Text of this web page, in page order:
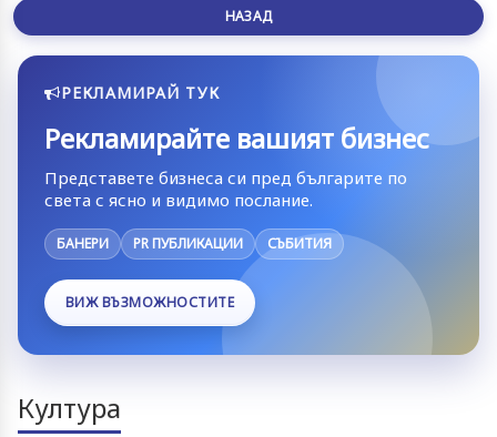
НАЗАД
РЕКЛАМИРАЙ ТУК
Рекламирайте вашият бизнес
Представете бизнеса си пред българите по
света с ясно и видимо послание.
БАНЕРИ PR ПУБЛИКАЦИИ СЪБИТИЯ
ВИЖ ВЪЗМОЖНОСТИТЕ
Култура